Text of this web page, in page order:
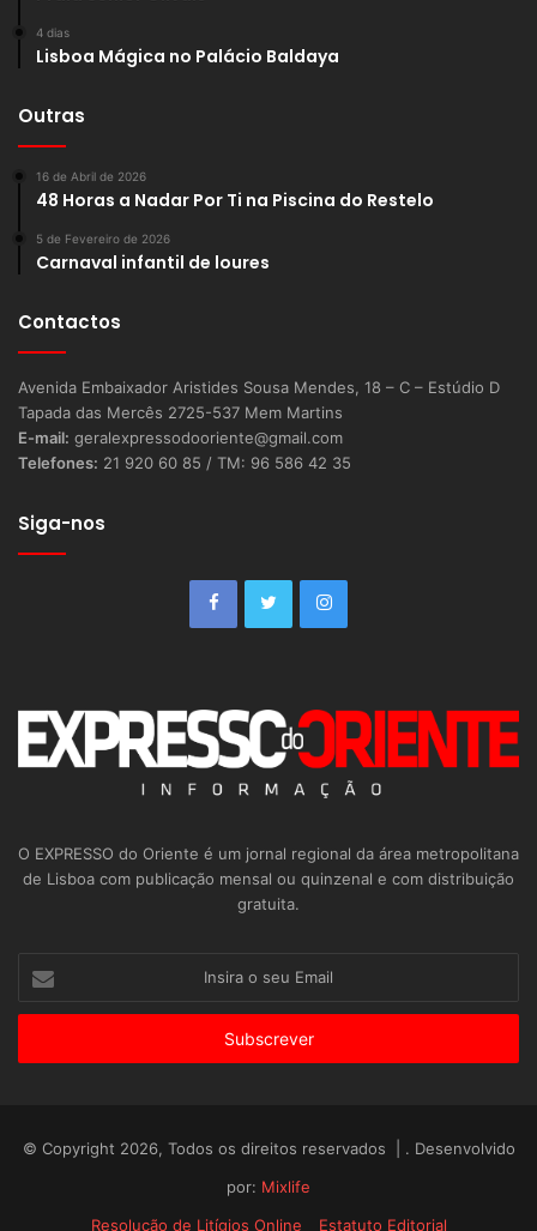
4 dias
Lisboa Mágica no Palácio Baldaya
Outras
16 de Abril de 2026
48 Horas a Nadar Por Ti na Piscina do Restelo
5 de Fevereiro de 2026
Carnaval infantil de loures
Contactos
Avenida Embaixador Aristides Sousa Mendes, 18 – C – Estúdio D
Tapada das Mercês 2725-537 Mem Martins
E-mail: geralexpressodooriente@gmail.com
Telefones: 21 920 60 85 / TM: 96 586 42 35
Siga-nos
O EXPRESSO do Oriente é um jornal regional da área metropolitana
de Lisboa com publicação mensal ou quinzenal e com distribuição
gratuita.
seu
© Copyright 2026, Todos os direitos reservados | . Desenvolvido
por: Mixlife
Resolução de Litígios Online
Estatuto Editorial